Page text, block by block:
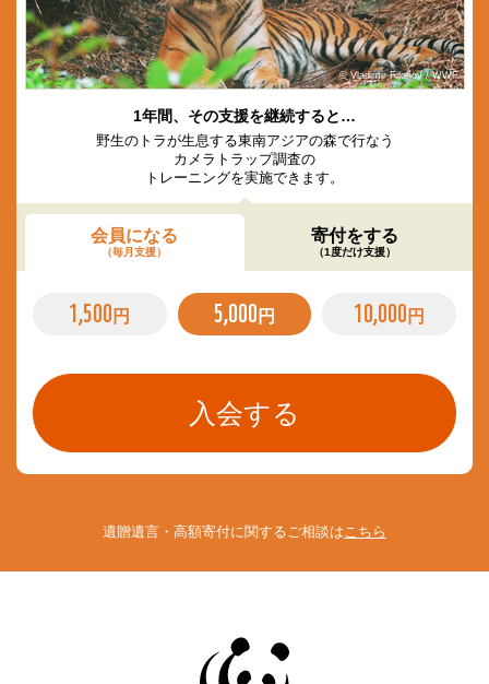
© Vladimir Filonov / WWF
1年間、その支援を継続すると…
野生のトラが生息する東南アジアの森で行なう
カメラトラップ調査の
トレーニングを実施できます。
会員になる
（毎月支援）
寄付をする
（1度だけ支援）
1,500 円 5,000 円 10,000 円
遺贈遺言・高額寄付に関するご相談はこちら